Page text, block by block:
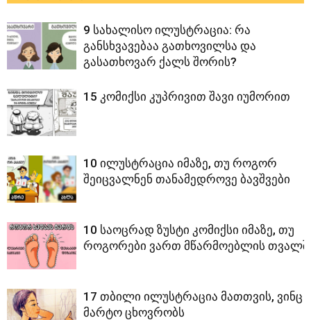
9 სახალისო ილუსტრაცია: რა
განსხვავებაა გათხოვილსა და
გასათხოვარ ქალს შორის?
15 კომიქსი კუპრივით შავი იუმორით
10 ილუსტრაცია იმაზე, თუ როგორ
შეიცვალნენ თანამედროვე ბავშვები
10 საოცრად ზუსტი კომიქსი იმაზე, თუ
როგორები ვართ მწარმოებლის
17 თბილი ილუსტრაცია მათთვის, ვინც
მარტო ცხოვრობს